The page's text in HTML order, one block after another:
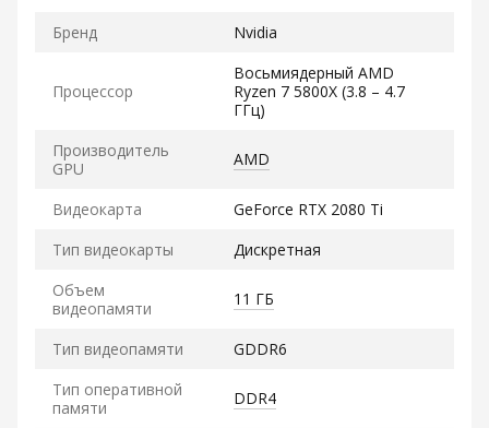
Бренд Nvidia
Процессор
Восьмиядерный AMD
Ryzen 7 5800X (3.8 – 4.7
ГГц)
Производитель
GPU
AMD
Видеокарта
GeForce RTX 2080 Ti
Тип видеокарты
Дискретная
Объем
видеопамяти
11 ГБ
Тип видеопамяти
GDDR6
Тип оперативной
памяти
DDR4